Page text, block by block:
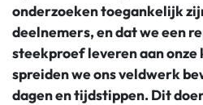
onderzoeken toegankelijk
deelnemers, en dat we een
steekproef leveren aan
spreiden we ons veldwerk
dagen en tijdstippen. Dit